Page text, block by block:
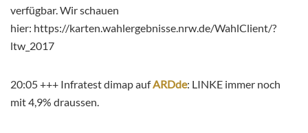
verfügbar. Wir schauen
hier: https://karten.wahlergebnisse.nrw.de/WahlClient/?
ltw_2017
20:05 +++ Infratest dimap aufARDde: LINKE immer noch
mit 4,9% draussen.